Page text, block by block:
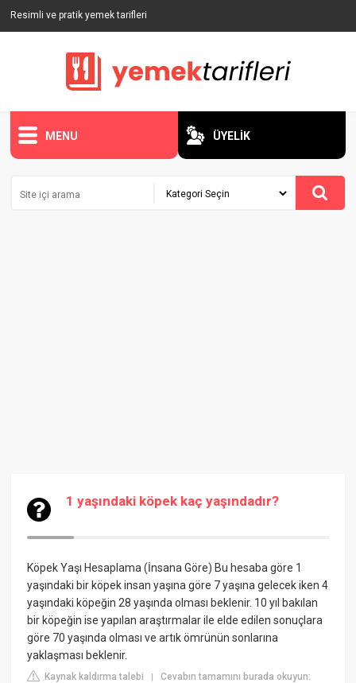
Resimli ve pratik yemek tarifleri
MENU ÜYELİK
1 yaşındaki köpek kaç yaşındadır?
Köpek Yaşı Hesaplama (İnsana Göre) Bu hesaba göre 1
yaşındaki bir köpek insan yaşına göre 7 yaşına gelecek iken 4
yaşındaki köpeğin 28 yaşında olması beklenir. 10 yıl bakılan
bir köpeğin ise yapılan araştırmalar ile elde edilen sonuçlara
göre 70 yaşında olması ve artık ömrünün sonlarına
yaklaşması beklenir.
Kaynak kaldırma talebi |Cevabın tamamını burada okuyun: